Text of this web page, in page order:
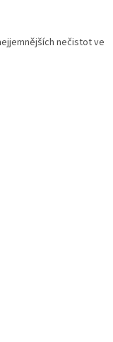
nečistot ve